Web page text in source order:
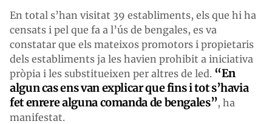
En total s’han visitat 39 establiments, els que hi ha
censats i pel que fa a l’ús de bengales, es va
constatar que els mateixos promotors i propietaris
dels establiments ja les havien prohibit a iniciativa
pròpia i les substitueixen per altres de led. “En
algun cas ens van explicar que fins i tot s’havia
fet enrere alguna comanda de bengales”, ha
manifestat.